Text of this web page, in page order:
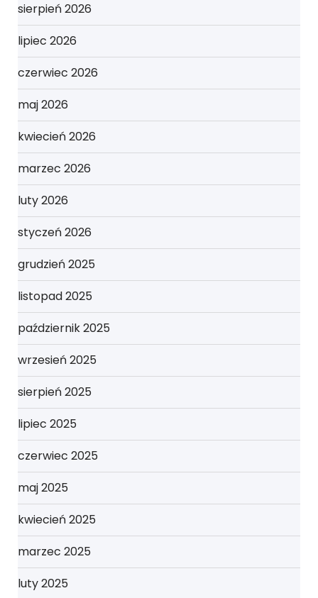
sierpień 2026
lipiec 2026
czerwiec 2026
maj 2026
kwiecień 2026
marzec 2026
luty 2026
styczeń 2026
grudzień 2025
listopad 2025
październik 2025
wrzesień 2025
sierpień 2025
lipiec 2025
czerwiec 2025
maj 2025
kwiecień 2025
marzec 2025
luty 2025